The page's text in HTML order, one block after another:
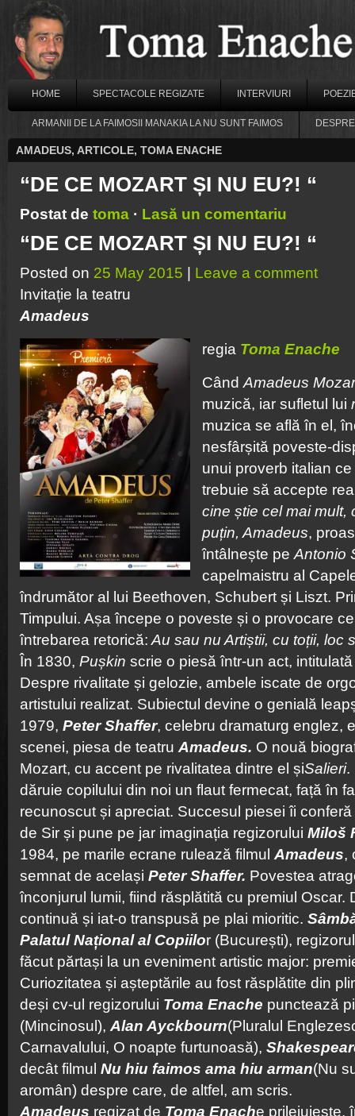
HOME SPECTACOLE REGIZATE INTERVIURI
ARMANII DE LA FAIMOSII MANAKIA LA NU SUNT FAIMOS
AMADEUS, ARTICOLE, TOMA ENACHE
“DE CE MOZART ȘI NU EU?! “
Postat de toma · Lasă un comentariu
“DE CE MOZART ȘI NU EU?! “
Posted on 25 May 2015
Leave a comment
Invitație la teatru
Amadeus
regia Toma Enache
Când Amadeus
muzică, iar sufletul lui
muzica se află în el,
nesfârșită poveste-
unui proverb italian
trebuie să accepte
cine știe cel mai mult,
puțin, Amadeus,
întâlnește pe Antonio
capelmaistru al
îndrumător al lui Beethoven, Schubert și Liszt.
Timpului. Așa începe o poveste și o provocare
întrebarea retorică: Au sau nu Artiștii, cu toții, loc
În 1830, Pușkin scrie o piesă într-un act,
Despre rivalitate și gelozie, ambele iscate de
artistului realizat. Subiectul devine o genială
1979, Peter Shaffer, celebru dramaturg englez,
scenei, piesa de teatru Amadeus. O nouă
Mozart, cu accent pe rivalitatea dintre el șiSalieri.
dăruie copilului din noi un flaut fermecat, față în
recunoscut și apreciat. Succesul piesei îi
de Sir și pune pe jar imaginația regizorului Miloš
1984, pe marile ecrane rulează filmul Amadeus,
semnat de același Peter Shaffer. Povestea
înconjurul lumii, fiind răsplătită cu premiul Oscar.
continuă și iat-o transpusă pe plai mioritic.
Palatul Național al Copiilor (București), regizorul
făcut părtași la un eveniment artistic major:
Curiozitatea și așteptările au fost răsplătite din
deși cv-ul regizorului Toma Enache punctează
(Mincinosul), Alan Ayckbourn(Pluralul
Carnavalului, O noapte furtunoasă),
decât filmul Nu hiu faimos ama hiu arman(Nu
aromân) despre care, de altfel, am scris.
Amadeus regizat de Toma Enache prilejuiește,